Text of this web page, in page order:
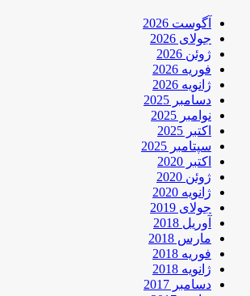
آگوست 2026
جولای 2026
ژوئن 2026
فوریه 2026
ژانویه 2026
دسامبر 2025
نوامبر 2025
اکتبر 2025
سپتامبر 2025
اکتبر 2020
ژوئن 2020
ژانویه 2020
جولای 2019
آوریل 2018
مارس 2018
فوریه 2018
ژانویه 2018
دسامبر 2017